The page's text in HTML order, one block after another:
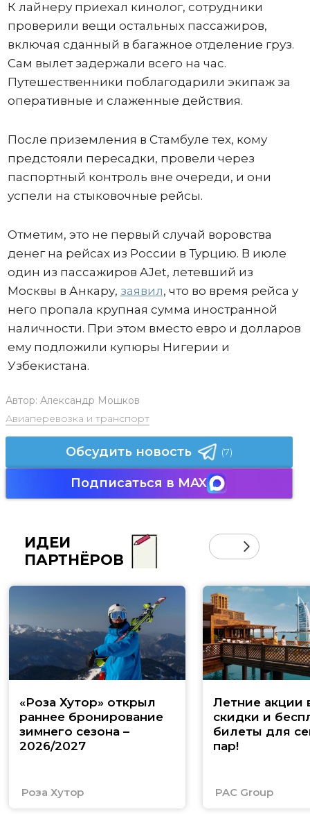
К лайнеру приехал кинолог, сотрудники
проверили вещи остальных пассажиров,
включая сданный в багажное отделение груз.
Сам вылет задержали всего на час.
Путешественники поблагодарили экипаж за
оперативные и слаженные действия.
После приземления в Стамбуле тех, кому
предстояли пересадки, провели через
паспортный контроль вне очереди, и они
успели на стыковочные рейсы.
Отметим, это не первый случай воровства
денег на рейсах из России в Турцию. В июле
один из пассажиров AJet, летевший из
Москвы в Анкару, заявил, что во время рейса у
него пропала крупная сумма иностранной
наличности. При этом вместо евро и долларов
ему подложили купюры Нигерии и
Узбекистана.
Автор: Александр Мошков
Авиаперевозка и транспорт
Обсудить новость (7)
Подписаться в MAX
ИДЕИ
ПАРТНЁРОВ
«Роза Хутор» открыл
раннее бронирование
зимнего сезона –
2026/2027
Роза Хутор
Летние акции
скидки и
билеты для
пар!
PAC Group